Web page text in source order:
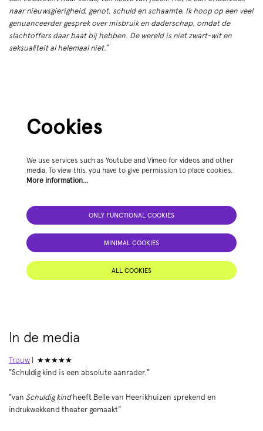
naar nieuwsgierigheid, genot, schuld en schaamte. Ik hoop op een veel
genuanceerder gesprek over misbruik en daderschap, omdat de
slachtoffers daar baat bij hebben. De wereld is niet zwart-wit en
seksualiteit al helemaal niet.”
Cookies
We use services such as Youtube and Vimeo for videos and other
media. To view this, you have to give permission to place cookies.
More information…
ONLY FUNCTIONAL COOKIES
MINIMAL COOKIES
ALL COOKIES
In de media
Trouw | ★★★★★
"Schuldig kind is een absolute aanrader."
"van Schuldig kind heeft Belle van Heerikhuizen sprekend en
indrukwekkend theater gemaakt"